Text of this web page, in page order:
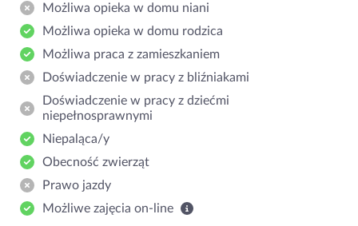
Możliwa opieka w domu niani
Możliwa opieka w domu rodzica
Możliwa praca z zamieszkaniem
Doświadczenie w pracy z bliźniakami
Doświadczenie w pracy z dziećmi
niepełnosprawnymi
Niepaląca/y
Obecność zwierząt
Prawo jazdy
Możliwe zajęcia on-line